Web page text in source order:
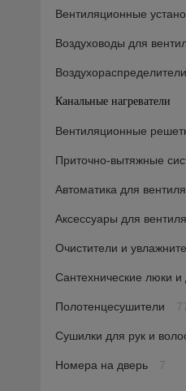
Вентиляционные
Воздуховоды для
Воздухораспределители
Канальные нагреватели
Вентиляционные
Приточно-вытяжные
Автоматика для
Аксессуары для
Очистители и
Сантехнические люки и
Полотенцесушители
Сушилки для рук и
Номера на дверь 7